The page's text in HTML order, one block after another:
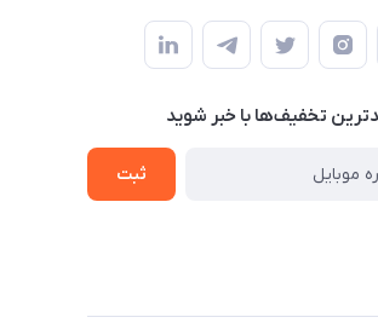
تخفیف‌ها با‌ خبر شوید
ثبت